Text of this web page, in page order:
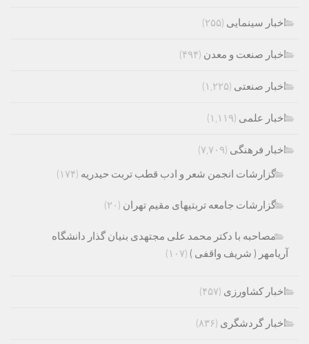
اخبار سینمایی (۲۵۵)
اخبار صنعت و معدن (۴۹۴)
اخبار صنعتی (۱,۲۲۵)
اخبار علمی (۱,۱۱۹)
اخبار فرهنگی (۷,۷۰۹)
گزارشات انجمن شعر و ادب قطب تربت حیدریه (۱۷۴)
گزارشات جامعه تربتیهای مقیم تهران (۲۰)
مصاحبه با دکتر محمد علی مجتهدی بنیان گذار دانشگاه
آریامهر ( شریف واقفی ) (۱۰۷)
اخبار کشاورزی (۴۵۷)
اخبار گردشگری (۸۳۶)